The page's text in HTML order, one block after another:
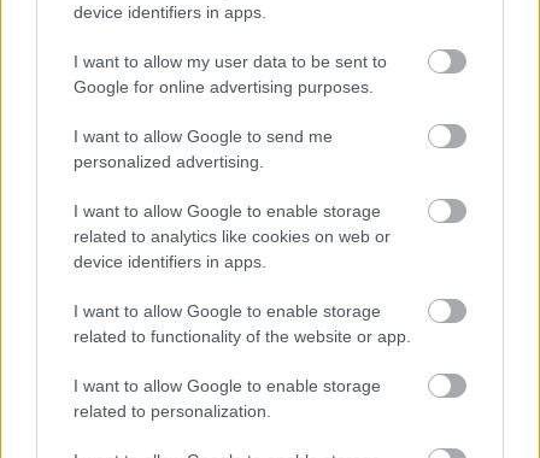
device identifiers in apps.
I want to allow my user data to be sent to
Google for online advertising purposes.
I want to allow Google to send me
personalized advertising.
I want to allow Google to enable storage
related to analytics like cookies on web or
device identifiers in apps.
I want to allow Google to enable storage
related to functionality of the website or app.
I want to allow Google to enable storage
related to personalization.
Hangulatos romantikus regény. Pontosan azt adja,
amit várunk tőle: egy őszre való, bekuckózós
könyvet, amely kellemesen elandalít, megdobogtatja
a szívet és simogatja a lelket. Nem a sorozat kezdő
könyvével kezdtem, ennek egyszerű oka van, a
könyvesbolt otthonosabb számomra a kávéház,
ezért…